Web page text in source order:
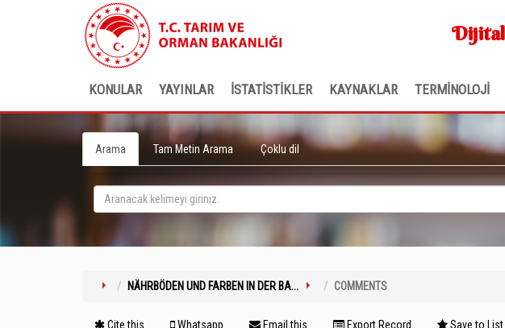
Dijital
KONULAR YAYINLAR İSTATİSTİKLER KAYNAKLAR TERMİNOLOJİ
Arama Tam Metin Arama Çoklu dil
NÄHRBÖDEN UND FARBEN IN DER BA... COMMENTS
Cite this Whatsapp Email this Export Record Save to List